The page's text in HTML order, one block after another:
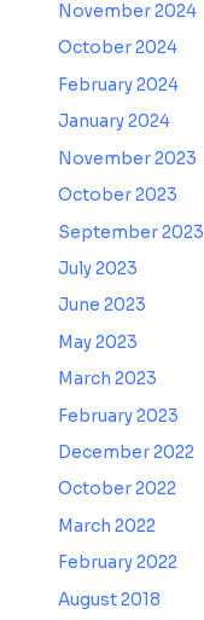
November 2024
October 2024
February 2024
January 2024
November 2023
October 2023
September 2023
July 2023
June 2023
May 2023
March 2023
February 2023
December 2022
October 2022
March 2022
February 2022
August 2018